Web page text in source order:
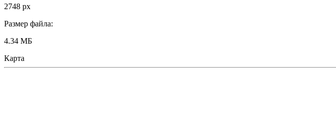
2748 px
Размер файла:
4.34 МБ
Карта